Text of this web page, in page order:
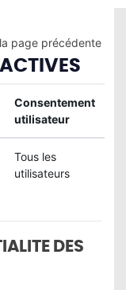
page précédente
Consentement
utilisateur
Tous les
utilisateurs
DES